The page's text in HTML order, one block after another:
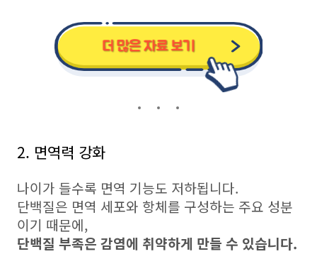
2. 면역력 강화
나이가 들수록 면역 기능도 저하됩니다.
단백질은 면역 세포와 항체를 구성하는 주요 성분
이기 때문에,
단백질 부족은 감염에 취약하게 만들 수 있습니다.